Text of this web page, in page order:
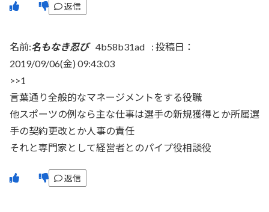
返信
名前:名もなき忍び 4b58b31ad : 投稿日：
2019/09/06(金) 09:43:03
>>1
言葉通り全般的なマネージメントをする役職
他スポーツの例なら主な仕事は選手の新規獲得とか所属選
手の契約更改とか人事の責任
それと専門家として経営者とのパイプ役相談役
返信